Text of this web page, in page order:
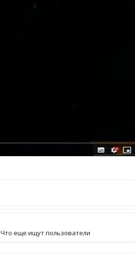
Что еще ищут пользователи